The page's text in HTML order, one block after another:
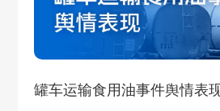
罐车运输食用油事件舆情表